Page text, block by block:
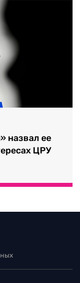
назвал ее
ЦРУ